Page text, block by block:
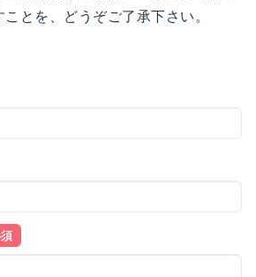
とを、どうぞご了承下さい。